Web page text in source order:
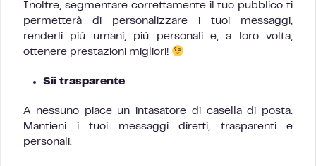
Inoltre, segmentare correttamente il tuo pubblico ti
permetterà di personalizzare i tuoi messaggi,
renderli più umani, più personali e, a loro volta,
ottenere prestazioni migliori!
Sii trasparente
A nessuno piace un intasatore di casella di posta.
Mantieni i tuoi messaggi diretti, trasparenti e
personali.